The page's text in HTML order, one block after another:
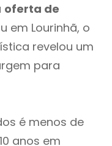
oferta de
em Lourinhã, o
revelou um
para
é menos de
anos em